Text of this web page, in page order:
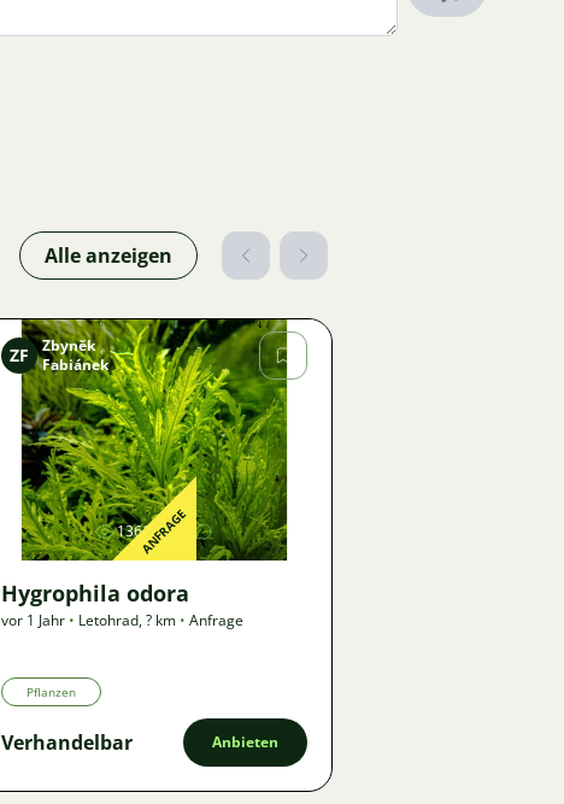
Alle anzeigen
Bild
ZF
Zbyněk
Fabiánek
1361ANFRAGE
Hygrophila odora
vor 1 Jahr • Letohrad,? km • Anfrage
Pflanzen
Verhandelbar Anbieten